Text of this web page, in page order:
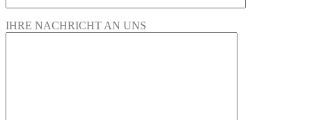
IHRE NACHRICHT AN UNS